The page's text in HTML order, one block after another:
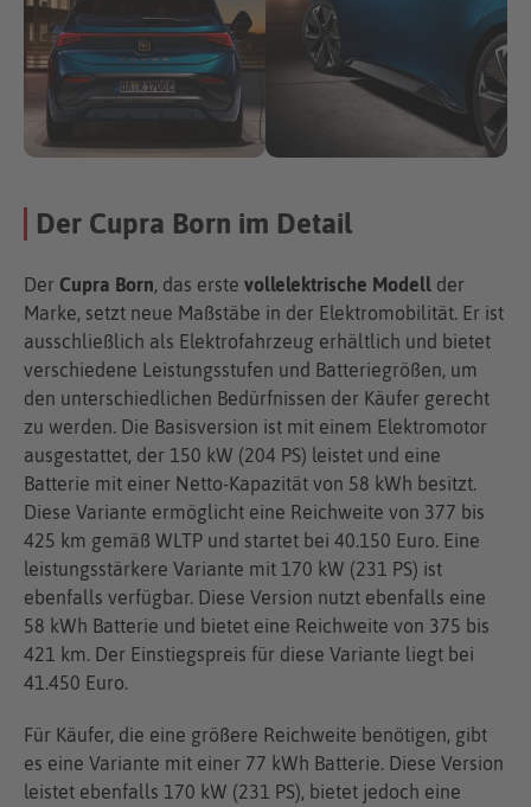
Der Cupra Born im Detail
Der Cupra Born, das erste vollelektrische Modell der
Marke, setzt neue Maßstäbe in der Elektromobilität. Er ist
ausschließlich als Elektrofahrzeug erhältlich und bietet
verschiedene Leistungsstufen und Batteriegrößen, um
den unterschiedlichen Bedürfnissen der Käufer gerecht
zu werden. Die Basisversion ist mit einem Elektromotor
ausgestattet, der 150 kW (204 PS) leistet und eine
Batterie mit einer Netto-Kapazität von 58 kWh besitzt.
Diese Variante ermöglicht eine Reichweite von 377 bis
425 km gemäß WLTP und startet bei 40.150 Euro. Eine
leistungsstärkere Variante mit 170 kW (231 PS) ist
ebenfalls verfügbar. Diese Version nutzt ebenfalls eine
58 kWh Batterie und bietet eine Reichweite von 375 bis
421 km. Der Einstiegspreis für diese Variante liegt bei
41.450 Euro.
Für Käufer, die eine größere Reichweite benötigen, gibt
es eine Variante mit einer 77 kWh Batterie. Diese Version
leistet ebenfalls 170 kW (231 PS), bietet jedoch eine